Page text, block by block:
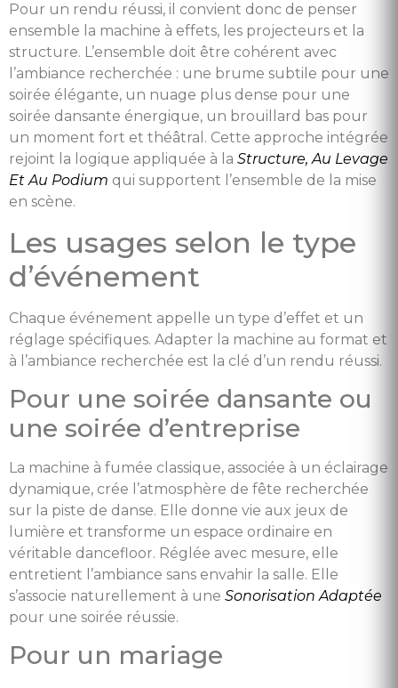
Pour un rendu réussi, il convient donc de penser
ensemble la machine à effets, les projecteurs et la
structure. L’ensemble doit être cohérent avec
l’ambiance recherchée : une brume subtile pour une
soirée élégante, un nuage plus dense pour une
soirée dansante énergique, un brouillard bas pour
un moment fort et théâtral. Cette approche intégrée
rejoint la logique appliquée à la Structure, Au Levage
Et Au Podium qui supportent l’ensemble de la mise
en scène.
Les usages selon le type
d’événement
Chaque événement appelle un type d’effet et un
réglage spécifiques. Adapter la machine au format et
à l’ambiance recherchée est la clé d’un rendu réussi.
Pour une soirée dansante ou
une soirée d’entreprise
La machine à fumée classique, associée à un éclairage
dynamique, crée l’atmosphère de fête recherchée
sur la piste de danse. Elle donne vie aux jeux de
lumière et transforme un espace ordinaire en
véritable dancefloor. Réglée avec mesure, elle
entretient l’ambiance sans envahir la salle. Elle
s’associe naturellement à une Sonorisation Adaptée
pour une soirée réussie.
Pour un mariage